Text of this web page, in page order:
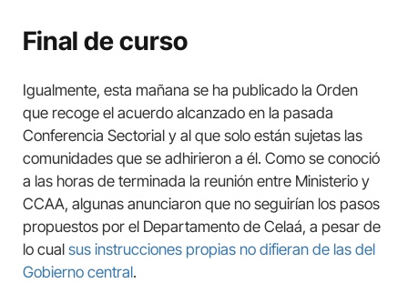
Final de curso
Igualmente, esta mañana se ha publicado la Orden
que recoge el acuerdo alcanzado en la pasada
Conferencia Sectorial y al que solo están sujetas las
comunidades que se adhirieron a él. Como se conoció
a las horas de terminada la reunión entre Ministerio y
CCAA, algunas anunciaron que no seguirían los pasos
propuestos por el Departamento de Celaá, a pesar de
lo cual sus instrucciones propias no difieran de las del
Gobierno central.